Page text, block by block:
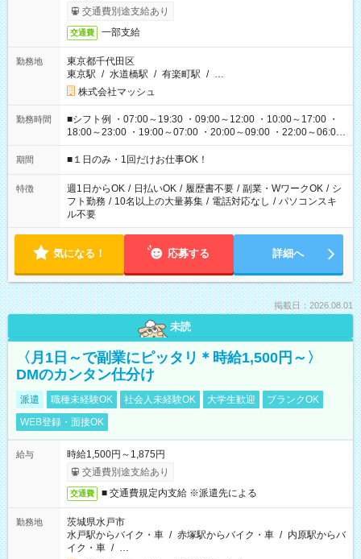
交通費別途支給あり
交通費 一部支給
勤務地
東京都千代田区
東京駅 / 水道橋駅 / 有楽町駅 / …
株式会社マッシュ
勤務時間
■シフト例 ・07:00～19:30 ・09:00～12:00 ・10:00～17:00 ・
18:00～23:00 ・19:00～07:00 ・20:00～09:00 ・22:00～06:00
etc ★最短で3時間で5,120円のお仕事から 15時間で2万円近く稼
げるお仕事も！ ご希望のお時間に合わせてご紹介！ ※シフトは
ください！
期間 ■１日のみ・1回だけお仕事OK！
特徴 週1日からOK / 日払いOK / 履歴書不要 / 副業・WワークOK / シ
フト勤務 / 10名以上の大量募集 / 電話対応なし / パソコンスキ
ル不要
気になる！ 応募する 詳細へ
掲載日：2026.08.01
未読
〈月1日～で副業にピッタリ＊時給1,500円～〉
DMのカンタン仕分け
派遣 職種未経験OK 社会人未経験OK 大学生歓迎
ブランクOK
WEB登録・面接OK
給与
時給1,500円～1,875円
交通費別途支給あり
交通費 ■ 交通費規定内支給 ※派遣先による
勤務地
茨城県水戸市
水戸駅からバイク・車 / 赤塚駅からバイク・車 / 内原駅からバ
イク・車 / …